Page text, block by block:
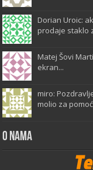
Dorian Uroic:
prodaje staklo
Matej Šovi
ekran...
miro:
molio za
O Nama